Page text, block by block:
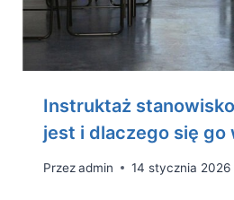
Instruktaż
jest i dlaczego się go
Przezadmin 14 stycznia 2026